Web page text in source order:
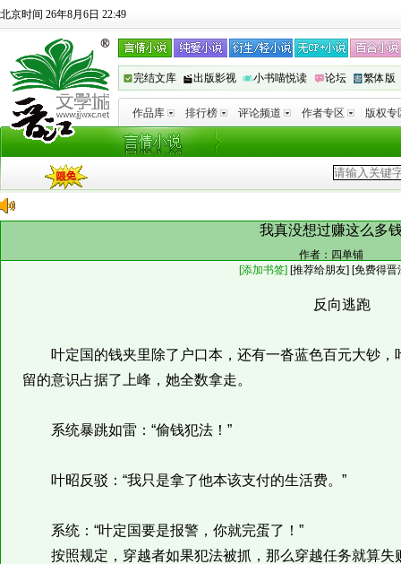
北京时间 26年8月6日 22:49
完结文库 出版影视 小书喵悦读 论坛 繁体版
作品库 排行榜 评论频道 作者专区 版权专
我真没想过赚这么多
作者： 四单铺
[添加书签] [推荐给朋友] [免费得晋
反向逃跑
叶定国的钱夹里除了户口本，还有一沓蓝色百元大钞，
留的意识占据了上峰，她全数拿走。
系统暴跳如雷：“偷钱犯法！”
叶昭反驳：“我只是拿了他本该支付的生活费。”
系统：“叶定国要是报警，你就完蛋了！”
按照规定，穿越者如果犯法被抓，那么穿越任务就算失